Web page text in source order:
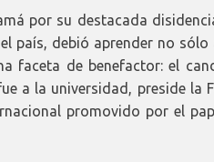
por su destacada
país, debió aprender no
faceta de benefactor: el
a la universidad, preside la
promovido por el